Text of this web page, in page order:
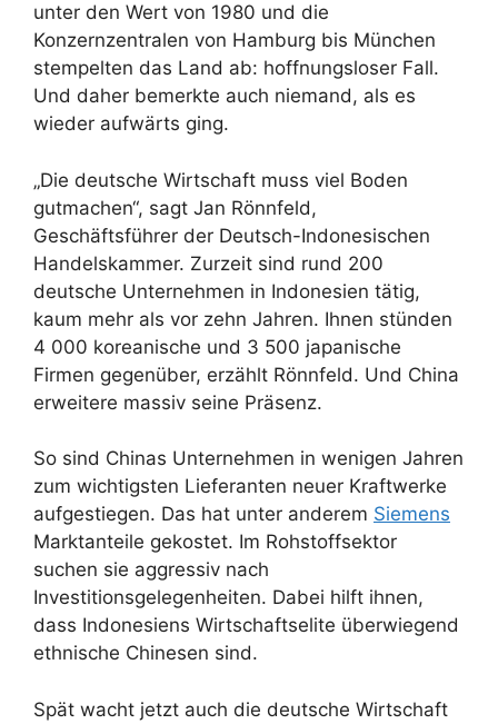
unter den Wert von 1980 und die
Konzernzentralen von Hamburg bis München
stempelten das Land ab: hoffnungsloser Fall.
Und daher bemerkte auch niemand, als es
wieder aufwärts ging.
„Die deutsche Wirtschaft muss viel Boden
gutmachen“, sagt Jan Rönnfeld,
Geschäftsführer der Deutsch-Indonesischen
Handelskammer. Zurzeit sind rund 200
deutsche Unternehmen in Indonesien tätig,
kaum mehr als vor zehn Jahren. Ihnen stünden
4 000 koreanische und 3 500 japanische
Firmen gegenüber, erzählt Rönnfeld. Und China
erweitere massiv seine Präsenz.
So sind Chinas Unternehmen in wenigen Jahren
zum wichtigsten Lieferanten neuer Kraftwerke
aufgestiegen. Das hat unter anderem Siemens
Marktanteile gekostet. Im Rohstoffsektor
suchen sie aggressiv nach
Investitionsgelegenheiten. Dabei hilft ihnen,
dass Indonesiens Wirtschaftselite überwiegend
ethnische Chinesen sind.
Spät wacht jetzt auch die deutsche Wirtschaft